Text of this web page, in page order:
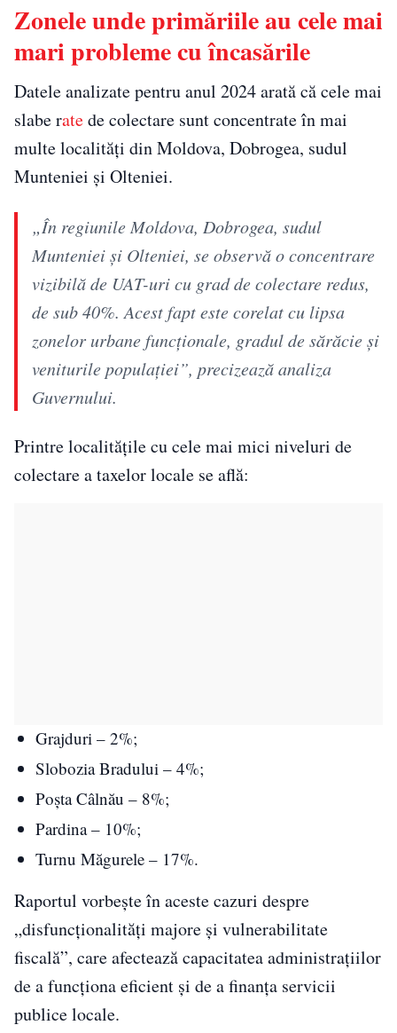
Zonele unde primăriile au cele mai
mari probleme cu încasările
Datele analizate pentru anul 2024 arată că cele mai
slabe ratede colectare sunt concentrate în mai
multe localități din Moldova, Dobrogea, sudul
Munteniei și Olteniei.
„În regiunile Moldova, Dobrogea, sudul
Munteniei și Olteniei, se observă o concentrare
vizibilă de UAT-uri cu grad de colectare redus,
de sub 40%. Acest fapt este corelat cu lipsa
zonelor urbane funcționale, gradul de sărăcie și
veniturile populației”, precizează analiza
Guvernului.
Printre localitățile cu cele mai mici niveluri de
colectare a taxelor locale se află:
Grajduri – 2%;
Slobozia Bradului – 4%;
Poșta Câlnău – 8%;
Pardina – 10%;
Turnu Măgurele – 17%.
Raportul vorbește în aceste cazuri despre
„disfuncționalități majore și vulnerabilitate
fiscală”, care afectează capacitatea administrațiilor
de a funcționa eficient și de a finanța servicii
publice locale.